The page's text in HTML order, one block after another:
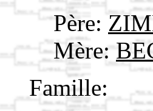
Père:
Mère:
Famille: